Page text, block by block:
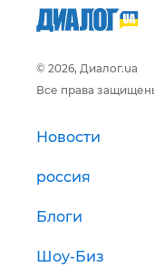
© 2026, Диалог.ua
Все права
Новости
россия
Блоги
Шоу-Биз